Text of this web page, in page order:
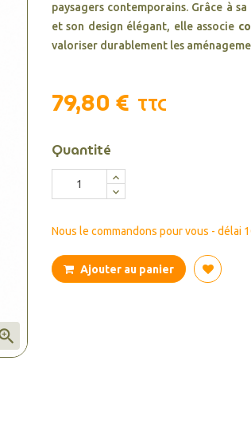
paysagers contemporains. Grâce à
et son design élégant, elle associe
valoriser durablement les
79,80 € TTC
Quantité
Nous le commandons pour vous - délai
Ajouter au panier